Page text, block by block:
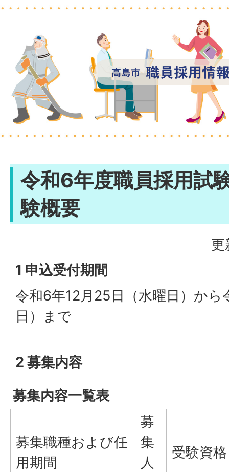
令和6年度職員採用試
験概要
更
1 申込受付期間
令和6年12月25日（水曜日）から
日）まで
2 募集内容
募集内容一覧表
募集職種および任
用期間
募
集
人
受験資格